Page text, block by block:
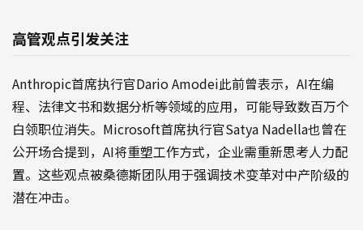
高管观点引发关注
Anthropic首席执行官Dario Amodei此前曾表示，AI在编
程、法律文书和数据分析等领域的应用，可能导致数百万个
白领职位消失。Microsoft首席执行官Satya Nadella也曾在
公开场合提到，AI将重塑工作方式，企业需重新思考人力配
置。这些观点被桑德斯团队用于强调技术变革对中产阶级的
潜在冲击。